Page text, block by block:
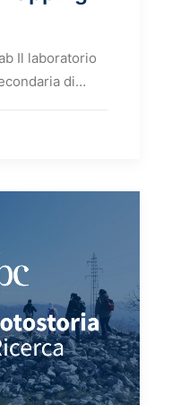
Il laboratorio
di…